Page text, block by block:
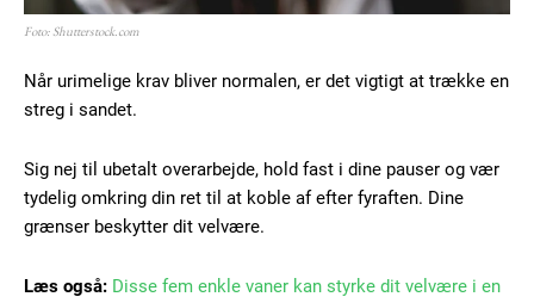
Foto: Shutterstock.com
Når urimelige krav bliver normalen, er det vigtigt at trække en
streg i sandet.
Sig nej til ubetalt overarbejde, hold fast i dine pauser og vær
tydelig omkring din ret til at koble af efter fyraften. Dine
grænser beskytter dit velvære.
Læs også: Disse fem enkle vaner kan styrke dit velvære i en